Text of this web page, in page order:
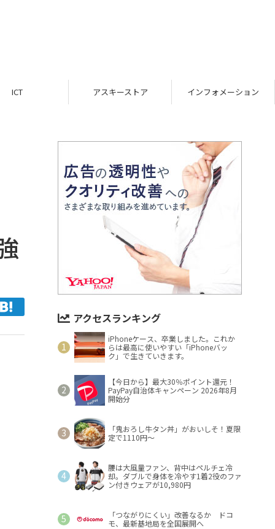
ICT アスキーストア インフォメーション
アクセスランキング
iPhoneケース、卒業しました。これか
らは最高に使いやすい「iPhoneバッ
ク」で生きていきます。
【今日から】最大30％ポイント還元！
PayPay自治体キャンペーン 2026年8月
開始分
「鬼おろし牛タン丼」がおいしそ！夏限
定で1110円～
腰は大風量ファン、背中はペルチェ冷
却。ダブルで身体を冷やす1着2役のファ
ン付きウェアが10,980円
「つながりにくい」改善なるか ドコ
モ、最新基地局を全国展開へ